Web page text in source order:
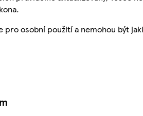
pro osobní použití a nemohou být